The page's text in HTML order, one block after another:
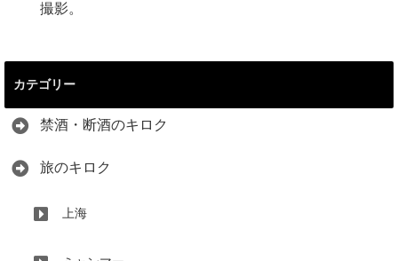
撮影。
カテゴリー
禁酒・断酒のキロク
旅のキロク
上海